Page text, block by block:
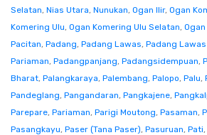
Selatan, Nias Utara, Nunukan, Ogan Ilir, Ogan
Komering Ulu, Ogan Komering Ulu Selatan,
Pacitan, Padang, Padang Lawas, Padang
Pariaman, Padangpanjang, Padangsidempuan,
Bharat, Palangkaraya, Palembang, Palopo, Palu,
Pandeglang, Pangandaran, Pangkajene,
Parepare, Pariaman, Parigi Moutong, Pasaman,
Pasangkayu, Paser (Tana Paser), Pasuruan, Pati,